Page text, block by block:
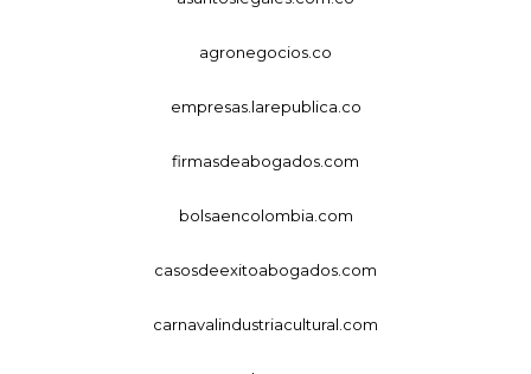
agronegocios.co
empresas.larepublica.co
firmasdeabogados.com
bolsaencolombia.com
casosdeexitoabogados.com
carnavalindustriacultural.com